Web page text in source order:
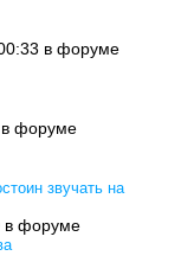
в форуме
форуме
звучать на
в форуме